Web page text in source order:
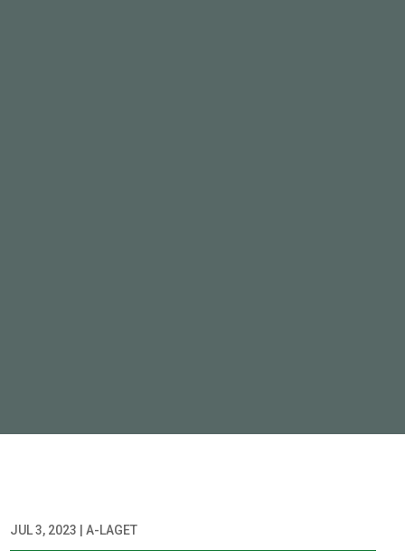
JUL 3, 2023 |A-LAGET